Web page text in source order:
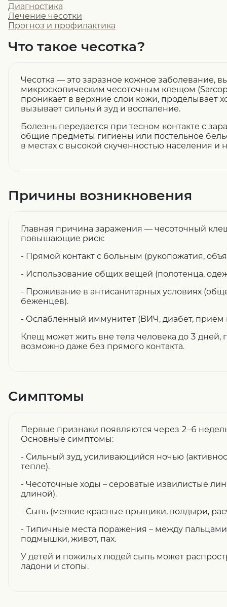
Диагностика
Лечение чесотки
Прогноз и профилактика
Что такое чесотка?
Чесотка — это заразное кожное заболевание,
микроскопическим чесоточным клещом
проникает в верхние слои кожи, проделывает
вызывает сильный зуд и воспаление.
Болезнь передается при тесном контакте с
общие предметы гигиены или постельное
в местах с высокой скученностью населения и
Причины возникновения
Главная причина заражения — чесоточный
повышающие риск:
- Прямой контакт с больным (рукопожатия,
- Использование общих вещей (полотенца,
- Проживание в антисанитарных условиях
беженцев).
- Ослабленный иммунитет (ВИЧ, диабет, прием
Клещ может жить вне тела человека до 3 дней,
возможно даже без прямого контакта.
Симптомы
Первые признаки появляются через 2–6
Основные симптомы:
- Сильный зуд, усиливающийся ночью
тепле).
- Чесоточные ходы – сероватые извилистые
длиной).
- Сыпь (мелкие красные прыщики, волдыри,
- Типичные места поражения – между пальцами,
подмышки, живот, пах.
У детей и пожилых людей сыпь может
ладони и стопы.